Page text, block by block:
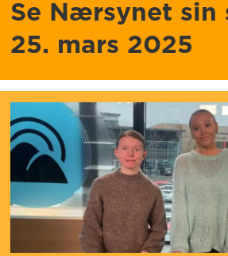
Se Nærsynet sin
25. mars 2025